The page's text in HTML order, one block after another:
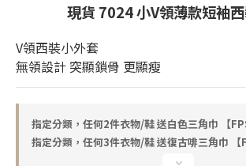
現貨 7024 小V領薄款短袖
V領西裝小外套
無領設計 突顯鎖骨 更顯瘦
指定分類，任何2件衣物/鞋 送白色三角巾 【
指定分類，任何3件衣物/鞋 送復古啡三角巾 【